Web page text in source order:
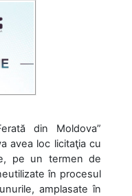
din Moldova”
avea loc licitaţia cu
pe un termen de
în procesul
amplasate în